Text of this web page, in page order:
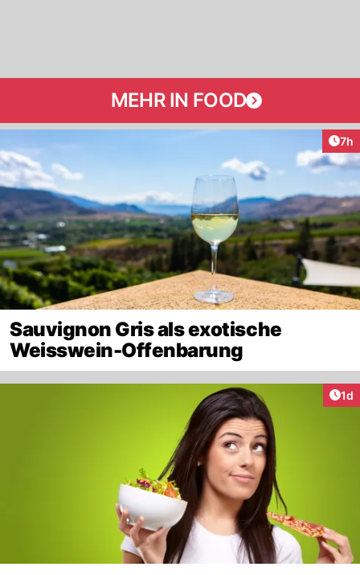
MEHR IN FOOD
7h
Sauvignon Gris als exotische
Weisswein-Offenbarung
1d